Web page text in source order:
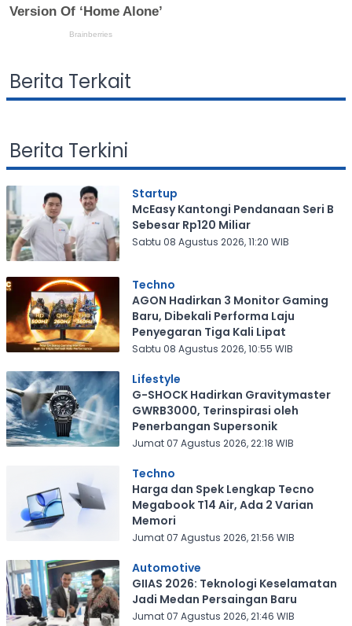
Berita Terkait
Berita Terkini
Startup
McEasy Kantongi Pendanaan Seri B
Sebesar Rp120 Miliar
Sabtu 08 Agustus 2026, 11:20 WIB
Techno
AGON Hadirkan 3 Monitor Gaming
Baru, Dibekali Performa Laju
Penyegaran Tiga Kali Lipat
Sabtu 08 Agustus 2026, 10:55 WIB
Lifestyle
G-SHOCK Hadirkan Gravitymaster
GWRB3000, Terinspirasi oleh
Penerbangan Supersonik
Jumat 07 Agustus 2026, 22:18 WIB
Techno
Harga dan Spek Lengkap Tecno
Megabook T14 Air, Ada 2 Varian
Memori
Jumat 07 Agustus 2026, 21:56 WIB
Automotive
GIIAS 2026: Teknologi Keselamatan
Jadi Medan Persaingan Baru
Jumat 07 Agustus 2026, 21:46 WIB